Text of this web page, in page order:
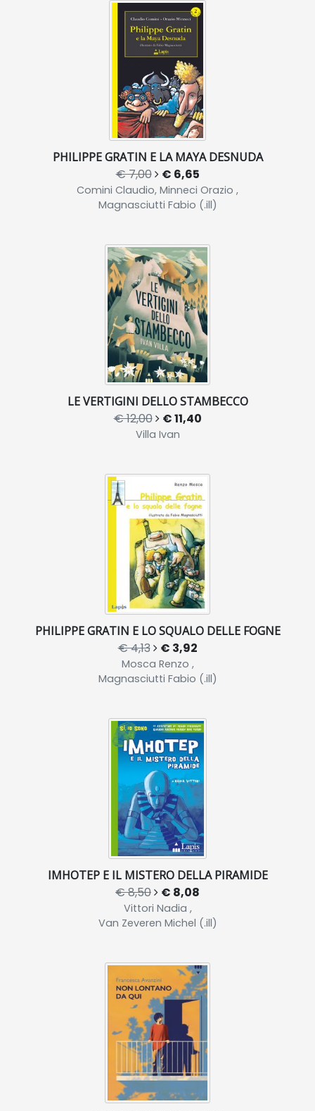
PHILIPPE GRATIN E LA MAYA DESNUDA
€ 7,00 € 6,65
Comini Claudio, Minneci Orazio ,
Magnasciutti Fabio (.ill)
LE VERTIGINI DELLO STAMBECCO
€ 12,00 € 11,40
Villa Ivan
PHILIPPE GRATIN E LO SQUALO DELLE FOGNE
€ 4,13 € 3,92
Mosca Renzo ,
Magnasciutti Fabio (.ill)
IMHOTEP E IL MISTERO DELLA PIRAMIDE
€ 8,50 € 8,08
Vittori Nadia ,
Van Zeveren Michel (.ill)